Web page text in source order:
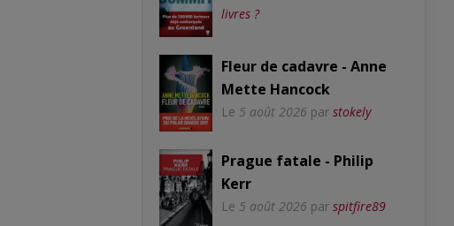
livres ?
Fleur de cadavre - Anne
Mette Hancock
Le 5 août 2026 par stokely
Prague fatale - Philip
Kerr
Le 5 août 2026 par spitfire89